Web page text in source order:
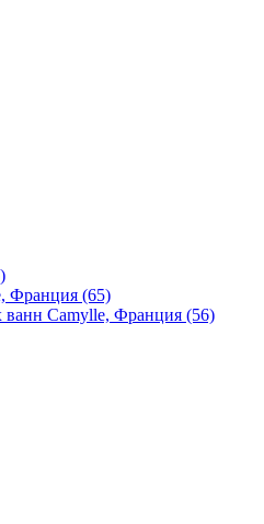
Франция (65)
ванн Camylle, Франция (56)